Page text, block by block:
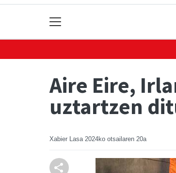
Aire Eire,
uztartzen
Xabier Lasa 2024ko otsailaren 20a